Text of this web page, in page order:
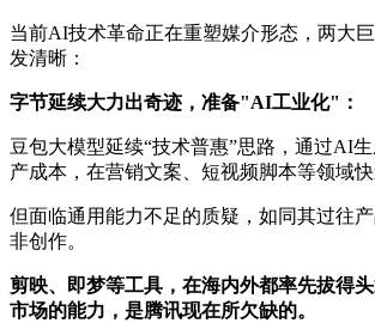
当前AI技术革命正在重塑媒介形态，两大
发清晰：
字节延续大力出奇迹，准备"AI工业化"：
豆包大模型延续“技术普惠”思路，通过AI
产成本，在营销文案、短视频脚本等领域快
但面临通用能力不足的质疑，如同其过往
非创作。
剪映、即梦等工具，在海内外都率先拔得
市场的能力，是腾讯现在所欠缺的。‍‍‍‍‍‍‍‍‍‍‍‍‍